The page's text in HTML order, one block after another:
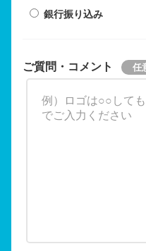
銀行振り込み
ご質問・コメント